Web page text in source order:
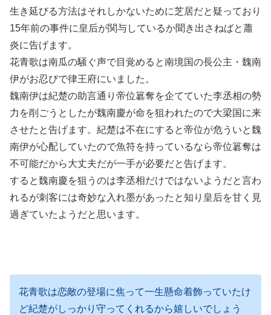
生き延びる方法はそれしかないために芝居だと疑っており
15年前の事件に皇后が関与しているか聞き出さねばと蕭
炎に告げます。
花青歌は南瓜の騒ぐ声で目覚めると南境国の長公主・魏南
伊がお忍びで律王府にいました。
魏南伊は紀楚の助言通り帝位簒奪を企てていた李丞相の勢
力を削ごうとしたが魏南慶が命を狙われたので大梁国に来
させたと告げます。紀楚は不在にすると帝位が危ういと魏
南伊が心配していたので魚符を持っているなら帝位簒奪は
不可能だから大丈夫だが一手が必要だと告げます。
すると魏南慶を狙うのは李丞相だけではないようだと言わ
れるが刺客には奇妙な入れ墨があったと知り皇后を甘く見
過ぎていたようだと思います。
花青歌は恋敵の登場に焦って一生懸命着飾っていたけ
ど紀楚がしっかり守ってくれるから嬉しいでしょう